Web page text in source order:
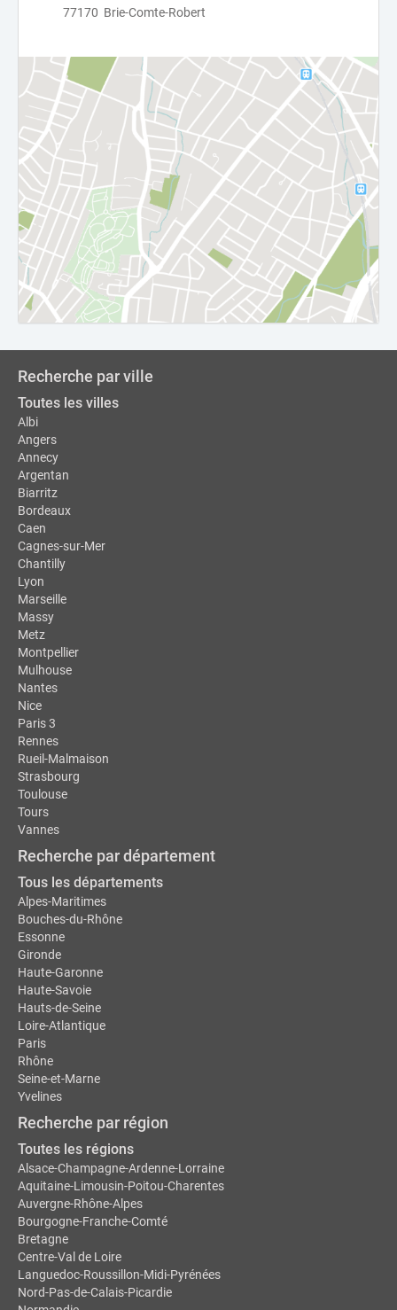
77170 Brie-Comte-Robert
Recherche par ville
Toutes les villes
Albi
Angers
Annecy
Argentan
Biarritz
Bordeaux
Caen
Cagnes-sur-Mer
Chantilly
Lyon
Marseille
Massy
Metz
Montpellier
Mulhouse
Nantes
Nice
Paris 3
Rennes
Rueil-Malmaison
Strasbourg
Toulouse
Tours
Vannes
Recherche par département
Tous les départements
Alpes-Maritimes
Bouches-du-Rhône
Essonne
Gironde
Haute-Garonne
Haute-Savoie
Hauts-de-Seine
Loire-Atlantique
Paris
Rhône
Seine-et-Marne
Yvelines
Recherche par région
Toutes les régions
Alsace-Champagne-Ardenne-Lorraine
Aquitaine-Limousin-Poitou-Charentes
Auvergne-Rhône-Alpes
Bourgogne-Franche-Comté
Bretagne
Centre-Val de Loire
Languedoc-Roussillon-Midi-Pyrénées
Nord-Pas-de-Calais-Picardie